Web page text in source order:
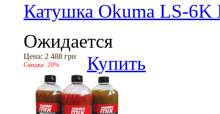
Катушка Okuma LS-6K
Ожидается
Цена: 2 488 грн
Скидка: 20% Купить